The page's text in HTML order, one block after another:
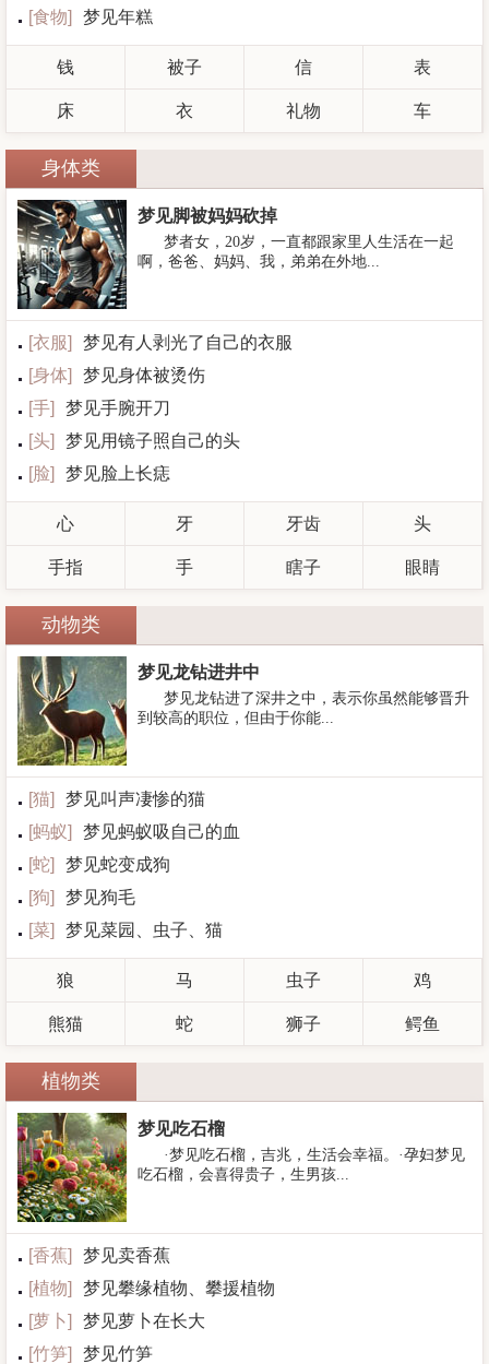
[食物] 梦见年糕
钱 被子 信 表
床 衣 礼物 车
身体类
梦见脚被妈妈砍掉
梦者女，20岁，一直都跟家里人生活在一起
啊，爸爸、妈妈、我，弟弟在外地...
[衣服]
梦见有人剥光了自己的衣服
[身体]
梦见身体被烫伤
[手]
梦见手腕开刀
[头]
梦见用镜子照自己的头
[脸] 梦见脸上长痣
心 牙 牙齿 头
手指 手 瞎子 眼睛
动物类
梦见龙钻进井中
梦见龙钻进了深井之中，表示你虽然能够晋升
到较高的职位，但由于你能...
[猫]
梦见叫声凄惨的猫
[蚂蚁]
梦见蚂蚁吸自己的血
[蛇]
梦见蛇变成狗
[狗]
梦见狗毛
[菜] 梦见菜园、虫子、猫
狼 马 虫子 鸡
熊猫 蛇 狮子 鳄鱼
植物类
梦见吃石榴
·梦见吃石榴，吉兆，生活会幸福。·孕妇梦见
吃石榴，会喜得贵子，生男孩...
[香蕉]
梦见卖香蕉
[植物]
梦见攀缘植物、攀援植物
[萝卜]
梦见萝卜在长大
[竹笋]
梦见竹笋